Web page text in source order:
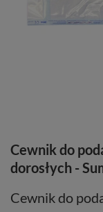
Cewnik do
dorosłych -
Cewnik do